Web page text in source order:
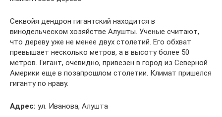
Секвойя дендрон гигантский находится в
винодельческом хозяйстве Алушты. Ученые считают,
что дереву уже не менее двух столетий. Его обхват
превышает несколько метров, а в высоту более 50
метров. Гигант, очевидно, привезен в город из Северной
Америки еще в позапрошлом столетии. Климат пришелся
гиганту по нраву.
Адрес: ул. Иванова, Алушта